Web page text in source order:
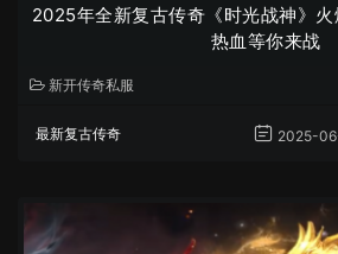
2025年全新复古传奇《时光战神》火
热血等你来战
新开传奇私服
最新复古传奇
2025-